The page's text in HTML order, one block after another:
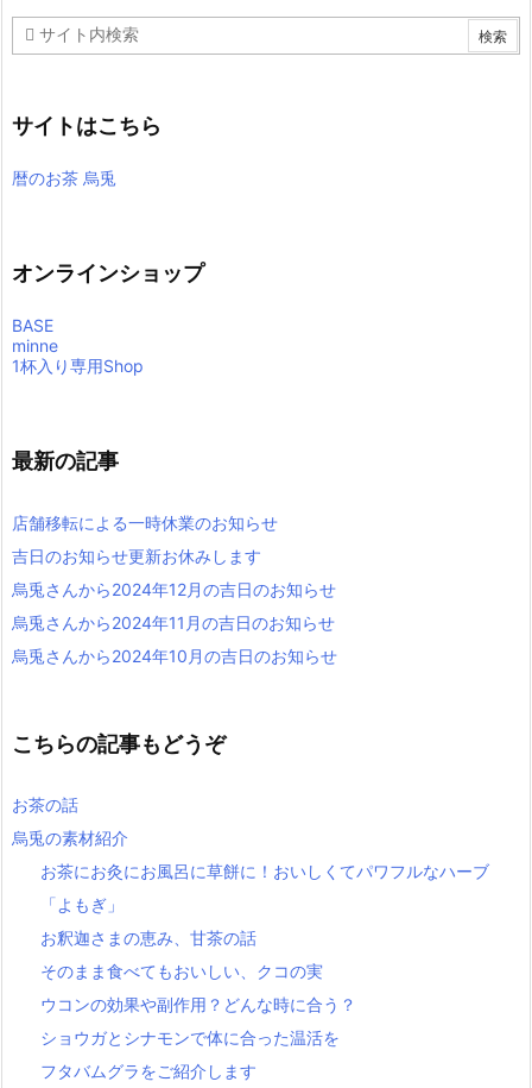
サイトはこちら
暦のお茶 烏兎
オンラインショップ
BASE
minne
1杯入り専用Shop
最新の記事
店舗移転による一時休業のお知らせ
吉日のお知らせ更新お休みします
烏兎さんから2024年12月の吉日のお知らせ
烏兎さんから2024年11月の吉日のお知らせ
烏兎さんから2024年10月の吉日のお知らせ
こちらの記事もどうぞ
お茶の話
烏兎の素材紹介
お茶にお灸にお風呂に草餅に！おいしくてパワフルなハーブ
「よもぎ」
お釈迦さまの恵み、甘茶の話
そのまま食べてもおいしい、クコの実
ウコンの効果や副作用？どんな時に合う？
ショウガとシナモンで体に合った温活を
フタバムグラをご紹介します